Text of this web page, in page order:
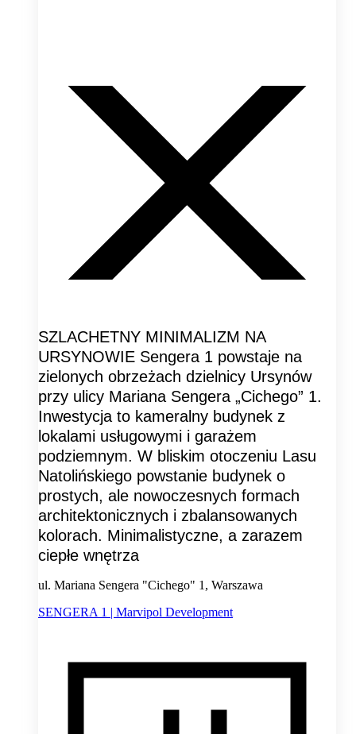
SZLACHETNY MINIMALIZM NA
URSYNOWIE Sengera 1 powstaje na
zielonych obrzeżach dzielnicy Ursynów
przy ulicy Mariana Sengera „Cichego” 1.
Inwestycja to kameralny budynek z
lokalami usługowymi i garażem
podziemnym. W bliskim otoczeniu Lasu
Natolińskiego powstanie budynek o
prostych, ale nowoczesnych formach
architektonicznych i zbalansowanych
kolorach. Minimalistyczne, a zarazem
ciepłe wnętrza
ul. Mariana Sengera "Cichego" 1, Warszawa
SENGERA 1 | Marvipol Development